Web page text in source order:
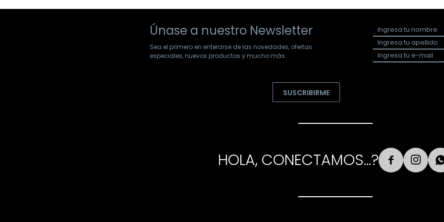
Únase a nuestro Newsletter
Sea el primero en enterarse de las novedades, ofertas
especiales, nuevos productos y mucho más.
SUSCRIBIRME
HOLA, CONECTAMOS...?  